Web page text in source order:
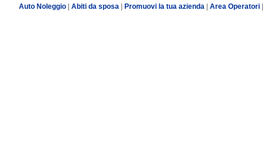
Auto Noleggio| Abiti da sposa| Promuovi la tua azienda Area Operatori